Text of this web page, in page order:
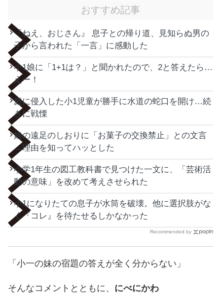
おすすめ記事
『ねえ、おじさん』 息子との帰り道、見知らぬ男の
子から言われた「一言」に感動した
小1娘に「1+1は？」と聞かれたので、2と答えたら…
えー！
庭に侵入した小1児童が勝手に水道の蛇口を開け…続
きに戦慄
娘の遠足のしおりに「お菓子の交換禁止」との文言
→理由を知ってハッとした
小学1年生の図工教科書で見つけた一文に、「芸術活
動の意味」を改めて考えさせられた
小1になりたての息子が水筒を破壊。他に選択肢がな
く『コレ』を待たせるしかなかった
Recommended by
「小一の妹の宿題の答えが全く分からない」
そんなコメントとともに、 にべにかわ